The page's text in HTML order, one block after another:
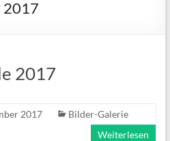
2017
2017
2017
Bilder-Galerie
Weiterlesen